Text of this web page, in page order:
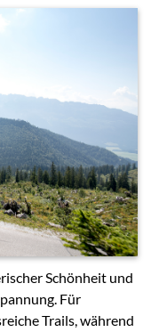
Schönheit und
Für
Trails, während